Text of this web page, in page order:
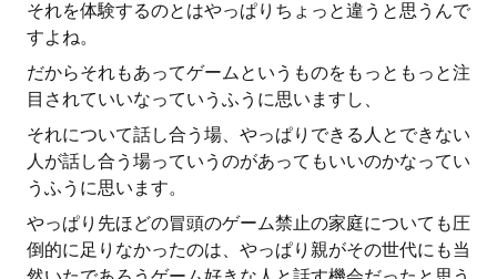
それを体験するのとはやっぱりちょっと違うと思うんで
すよね。
だからそれもあってゲームというものをもっともっと注
目されていいなっていうふうに思いますし、
それについて話し合う場、やっぱりできる人とできない
人が話し合う場っていうのがあってもいいのかなってい
うふうに思います。
やっぱり先ほどの冒頭のゲーム禁止の家庭についても圧
倒的に足りなかったのは、やっぱり親がその世代にも当